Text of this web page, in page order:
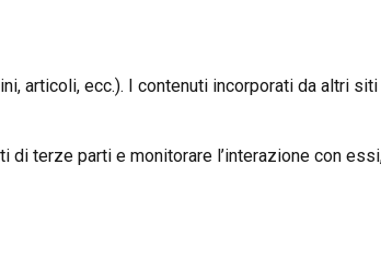
articoli, ecc.). I contenuti incorporati da altri
terze parti e monitorare l’interazione con